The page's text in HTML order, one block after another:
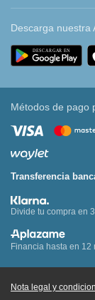
Descarga nuestra
Métodos de pago
Transferencia
Divide tu compra en
Financia hasta en 12
Nota legal y